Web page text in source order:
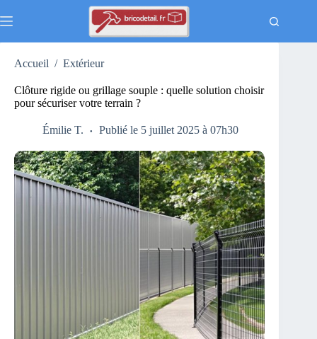
au
Accueil / Extérieur
Clôture rigide ou grillage souple : quelle solution choisir
pour sécuriser votre terrain ?
Émilie T. Publié le 5 juillet 2025 à 07h30